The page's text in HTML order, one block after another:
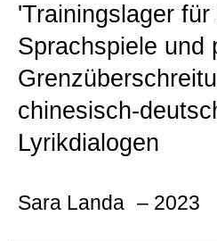
'Trainingslager
Sprachspiele und
chinesisch-
Lyrikdialogen
Sara Landa – 2023